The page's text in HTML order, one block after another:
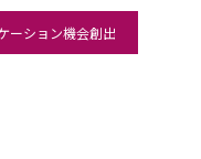
ーション機会創出